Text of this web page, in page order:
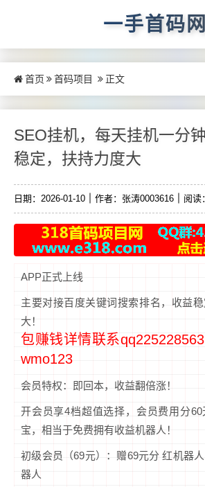
一手首码网
首页 首码项目 正文
SEO挂机，每天挂机一分
稳定，扶持力度大
日期：2026-01-10 作者：张涛0003616 阅读
APP正式上线
主要对接百度关键词搜索排名，收益
大！
包赚钱详情联系
wmo123
会员特权：即回本，收益翻倍涨！‌
开会员享4档超值选择，会员费用分
宝，相当于‌免费‌拥有收益机器人！
初级会员（69元）：赠69元分 红机器
器人